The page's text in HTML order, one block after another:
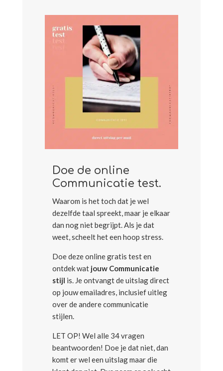
Doe de online
Communicatie test.
Waarom is het toch dat je wel
dezelfde taal spreekt, maar je elkaar
dan nog niet begrijpt. Als je dat
weet, scheelt het een hoop stress.
Doe deze online gratis test en
ontdek wat jouw Communicatie
stijl is. Je ontvangt de uitslag direct
op jouw emailadres, inclusief uitleg
over de andere communicatie
stijlen.
LET OP! Wel alle 34 vragen
beantwoorden! Doe je dat niet, dan
komt er wel een uitslag maar die